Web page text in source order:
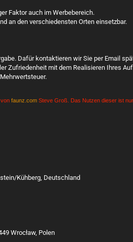
Faktor auch im Werbebereich.
an den verschiedensten Orten einsetzbar.
Dafür kontaktieren wir Sie per Email
Zufriedenheit mit dem Realisieren Ihres
faunz.com Steve Groß. Das Nutzen dieser ist
Kühberg, Deutschland
Wrocław, Polen